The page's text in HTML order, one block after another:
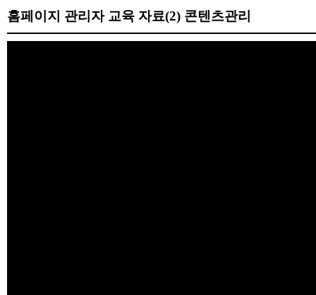
홈페이지 관리자 교육 자료(2) 콘텐츠관리